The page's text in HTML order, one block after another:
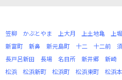
笠柳 かぶとやま 上大月 上土地亀 上
新富町 新鼻 新元島町 十二 十二前
長戸呂新田 長場 名目所 新井郷 新崎
松浜 松浜新町 松浜町 松浜東町
松浜